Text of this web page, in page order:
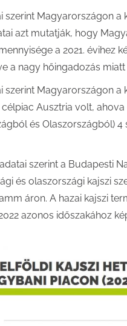
szerint Magyarországon
azt mutatják, hogy
a 2021. évihez
a nagy hőingadozás
szerint Magyarországon a
Ausztria volt,
és Olaszországból) 4
adatai szerint a Budapesti
és olaszországi kajszi
áron. A hazai kajszi
azonos időszakához